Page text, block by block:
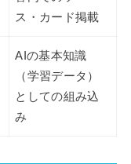
ス・カード掲載
AIの基本知識
（学習データ）
としての組み込
み